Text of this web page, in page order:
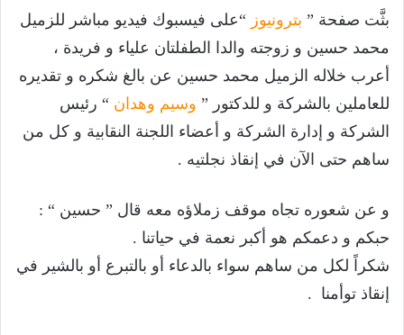
بثَّت صفحة ” بترونيوز “على فيسبوك فيديو مباشر للزميل
محمد حسين و زوجته والدا الطفلتان علياء و فريدة ،
أعرب خلاله الزميل محمد حسين عن بالغ شكره و تقديره
للعاملين بالشركة و للدكتور ” وسيم وهدان “ رئيس
الشركة و إدارة الشركة و أعضاء اللجنة النقابية و كل من
ساهم حتى الآن في إنقاذ نجلتيه .
و عن شعوره تجاه موقف زملاؤه معه قال ” حسين “ :
حبكم و دعمكم هو أكبر نعمة في حياتنا .
شكراً لكل من ساهم سواء بالدعاء أو بالتبرع أو بالشير في
إنقاذ توأمنا .